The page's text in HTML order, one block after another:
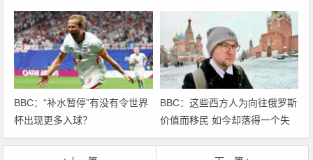
世界杯场场爆满？
BBC：“补水暂停”有没有令世界
杯出现更多入球？
BBC：这些西方人为向往俄罗斯
价值而移民 如今却落得一个失
落